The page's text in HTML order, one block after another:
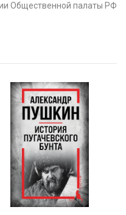
Общественной палаты РФ